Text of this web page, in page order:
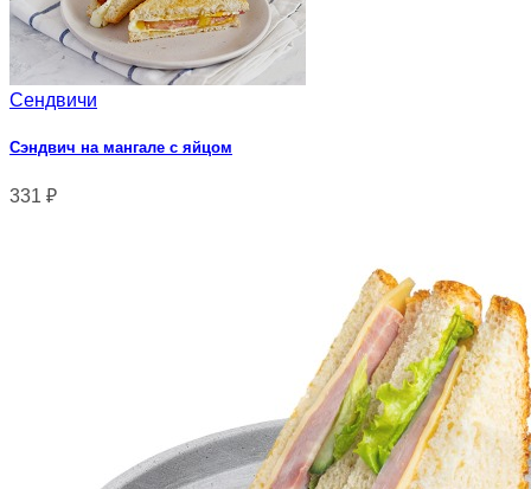
Сендвичи
Сэндвич на мангале с яйцом
331 ₽